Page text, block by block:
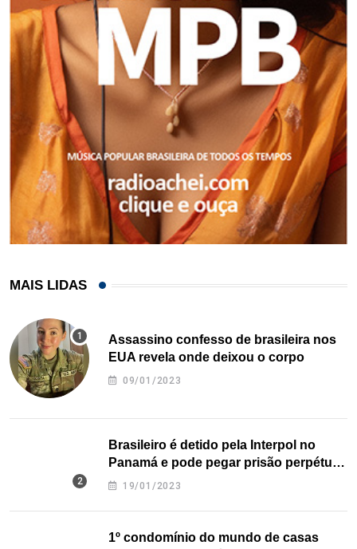
MAIS LIDAS
Assassino confesso de brasileira nos
EUA revela onde deixou o corpo
09/01/2023
Brasileiro é detido pela Interpol no
Panamá e pode pegar prisão perpétua
nos EUA
19/01/2023
1º condomínio do mundo de casas